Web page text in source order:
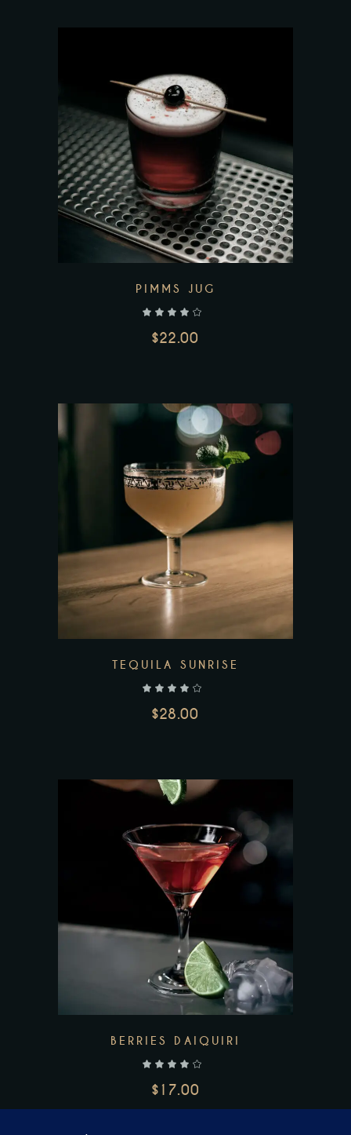
AJOUTER AU PANIER
PIMMS JUG
$22.00
AJOUTER AU PANIER
TEQUILA SUNRISE
$28.00
AJOUTER AU PANIER
BERRIES DAIQUIRI
$17.00